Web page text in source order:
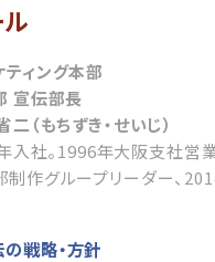
ティング本部
宣伝部長
二（もちずき・せいじ）
入社。1996年大阪支社営
制作グループリーダー、
戦略・方針